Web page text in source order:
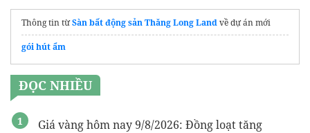
Thông tin từSàn bất động sản Thăng Long Landvề dự án mới
gói hút ẩm
ĐỌC NHIỀU
Giá vàng hôm nay 9/8/2026: Đồng loạt tăng